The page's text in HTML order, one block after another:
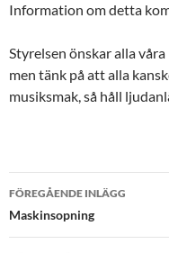
Information om detta
Styrelsen önskar alla
men tänk på att alla
musiksmak, så håll
FÖREGÅENDE INLÄGG
Maskinsopning